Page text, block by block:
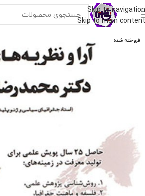
Skip to navigation
Skip to main content
فروخته شده